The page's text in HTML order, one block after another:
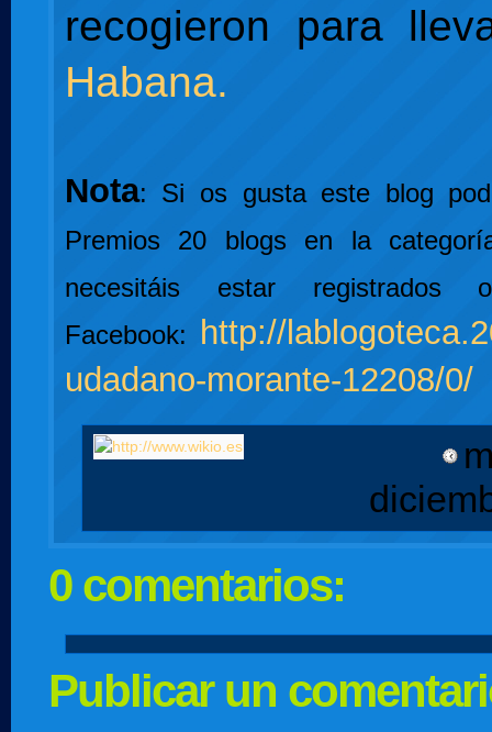
recogieron para
Habana.
Nota: Si os gusta este blog
Premios 20 blogs en la
necesitáis estar registrados
Facebook:
http://
udadano-morante-12208/0/
0 comentarios:
Publicar un